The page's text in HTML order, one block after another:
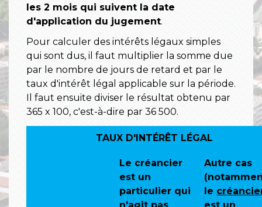
les 2 mois qui suivent la date
d'application du jugement.
Pour calculer des intérêts légaux simples
qui sont dus, il faut multiplier la somme due
par le nombre de jours de retard et par le
taux d'intérêt légal applicable sur la période.
Il faut ensuite diviser le résultat obtenu par
365 x 100, c'est-à-dire par 36 500.
TAUX D'INTÉRÊT LÉGAL
Le créancier
est un
particulier qui
n'agit pas
Autre cas
le
est un